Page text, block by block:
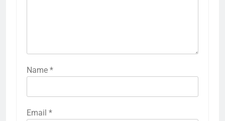
Name *
Email *